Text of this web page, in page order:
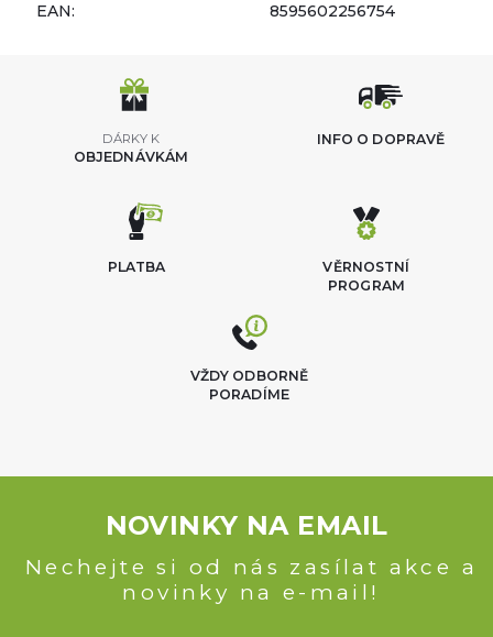
EAN:
8595602256754
DÁRKY K
OBJEDNÁVKÁM
INFO O DOPRAVĚ
VĚRNOSTNÍ
PROGRAM
PLATBA
VŽDY ODBORNĚ
PORADÍME
NOVINKY NA EMAIL
Nechejte si od nás zasílat akce a
novinky na e-mail!